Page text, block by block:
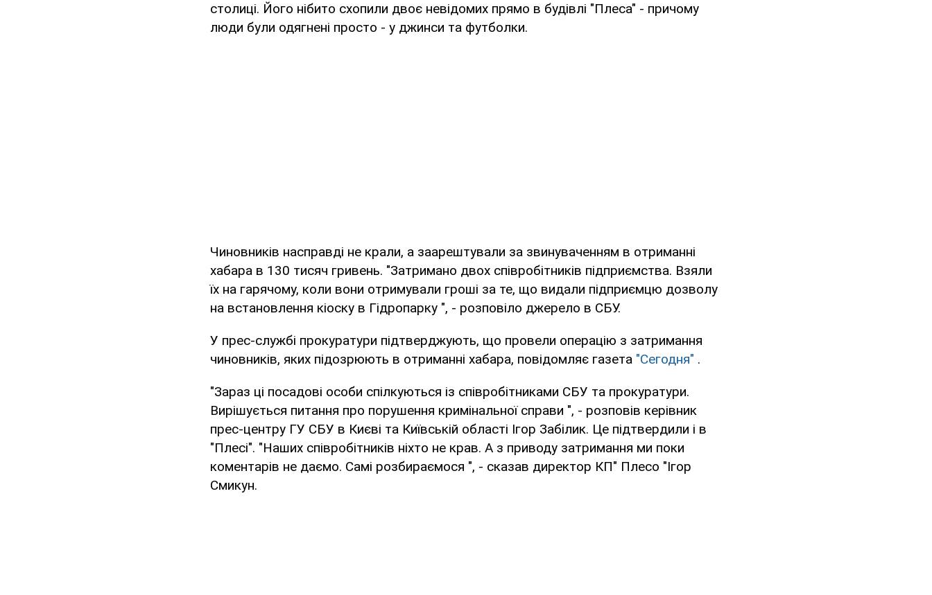
столиці. Його нібито схопили двоє невідомих прямо в будівлі "Плеса" - причому
люди були одягнені просто - у джинси та футболки.
Чиновників насправді не крали, а заарештували за звинуваченням в отриманні
хабара в 130 тисяч гривень. "Затримано двох співробітників підприємства. Взяли
їх на гарячому, коли вони отримували гроші за те, що видали підприємцю дозволу
на встановлення кіоску в Гідропарку ", - розповіло джерело в СБУ.
У прес-службі прокуратури підтверджують, що провели операцію з затримання
чиновників, яких підозрюють в отриманні хабара, повідомляє газета "Сегодня" .
"Зараз ці посадові особи спілкуються із співробітниками СБУ та прокуратури.
Вирішується питання про порушення кримінальної справи ", - розповів керівник
прес-центру ГУ СБУ в Києві та Київській області Ігор Забілик. Це підтвердили і в
"Плесі". "Наших співробітників ніхто не крав. А з приводу затримання ми поки
коментарів не даємо. Самі розбираємося ", - сказав директор КП" Плесо "Ігор
Смикун.